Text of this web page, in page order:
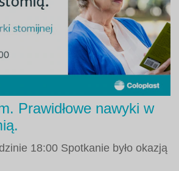
Prawidłowe nawyki w
18:00 Spotkanie było okazją